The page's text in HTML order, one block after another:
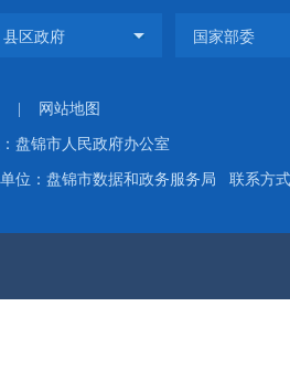
网站地图
：盘锦市人民政府办公室
位：盘锦市数据和政务服务局 联系方